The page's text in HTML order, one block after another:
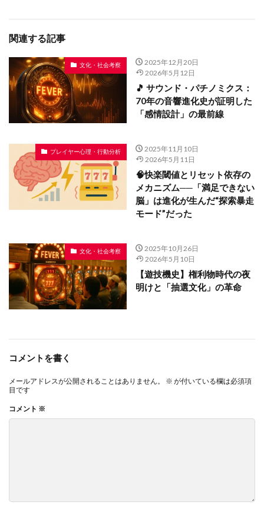
関連する記事
文化・社会考察
2025年12月20日
2026年5月12日
🎵 サウンド・パチノミクス：
70年の音響進化史が証明した
「感情設計」の最前線
プレイヤー心理・行動分析
2025年11月10日
2026年5月11日
🧠快楽閾値とリセット依存の
メカニズム──「満足できない
脳」は進化が生んだ“探索暴走
モード”だった
文化・社会考察
2025年10月26日
2026年5月10日
【遊技機史】権利物時代の夜
明けと「抽選文化」の革命
コメントを書く
メールアドレスが公開されることはありません。 ※ が付いている欄は必須項
目です
コメント ※